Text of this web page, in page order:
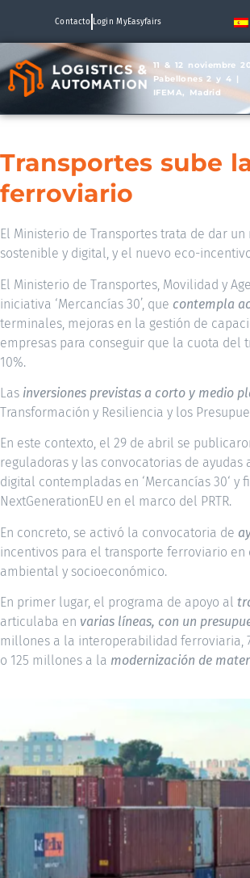
Contacto Login MyEasyfairs
11 & 12 noviembre
Pabellones 2 y 4 |
IFEMA, Madrid
Transportes sube
ferroviario
El Ministerio de Transportes trata de dar
sostenible y digital, y el nuevo eco-
El Ministerio de Transportes, Movilidad y
iniciativa ‘Mercancías 30’, que contempla
terminales, mejoras en la gestión de
empresas para conseguir que la cuota
10%.
Las inversiones previstas a corto y medio
Transformación y Resiliencia y los
En este contexto, el 29 de abril se
reguladoras y las convocatorias de
digital contempladas en ‘Mercancías 30‘
NextGenerationEU en el marco del PRTR.
En concreto, se activó la convocatoria de
incentivos para el transporte ferroviario
ambiental y socioeconómico.
En primer lugar, el programa de apoyo al
articulaba en varias líneas, con un
millones a la interoperabilidad
o 125 millones a la modernización de